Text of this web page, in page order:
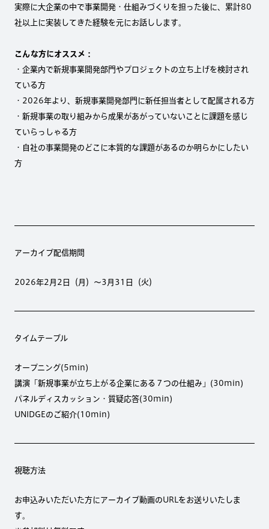
実際に大企業の中で事業開発・仕組みづくりを担った後に、累計80
社以上に実装してきた経験を元にお話しします。
こんな方にオススメ：
・企業内で新規事業開発部門やプロジェクトの立ち上げを検討され
ている方
・2026年より、新規事業開発部門に新任担当者として配属される方
・新規事業の取り組みから成果があがっていないことに課題を感じ
ていらっしゃる方
・自社の事業開発のどこに本質的な課題があるのか明らかにしたい
方
アーカイブ配信期間
2026年2月2日（月）〜3月31日（火）
タイムテーブル
オープニング(5min)
講演「新規事業が立ち上がる企業にある７つの仕組み」(30min)
パネルディスカッション・質疑応答(30min)
UNIDGEのご紹介(10min)
視聴方法
お申込みいただいた方にアーカイブ動画のURLをお送りいたしま
す。